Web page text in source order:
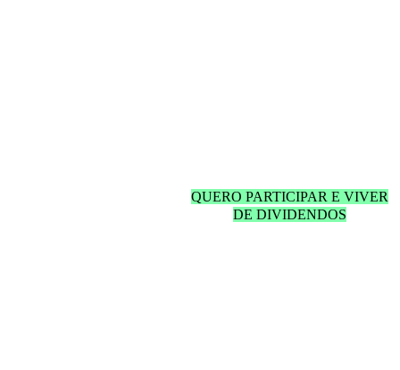
QUERO PARTICIPAR E VIVER
DE DIVIDENDOS